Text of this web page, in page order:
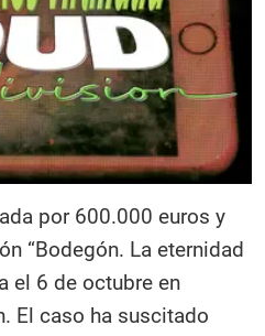
por 600.000 euros y
“Bodegón. La eternidad
el 6 de octubre en
El caso ha suscitado